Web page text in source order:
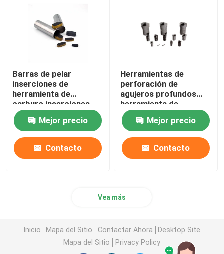
Barras de pelar
inserciones de
herramienta de
carburo inserciones
GY7650 GY7659 acero
de alta dureza
Mejor precio
Contacto
Herramientas de
perforación de
agujeros profundos
herramienta de
carburo inserta la
perforación de reing
Mejor precio
Contacto
Vea más
Inicio Mapa del Sitio Contactar Ahora
Desktop Site
Mapa del Sitio
Privacy Policy